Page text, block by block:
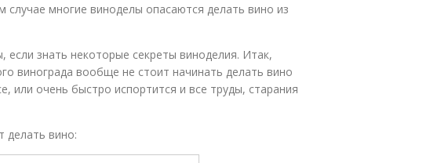
винограда
домашних
случае многие виноделы опасаются делать вино из
знать некоторые секреты виноделия. Итак,
винограда вообще не стоит начинать делать вино
или очень быстро испортится и все труды, старания
делать вино: